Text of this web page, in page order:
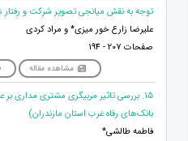
توجه به نقش میانجی تصویر شرکت و
علیرضا زارع خور میزی* و مراد کردی
صفحات 207 - 194
مشاهده مقاله
15. بررسی تاثیر مربیگری مشتری مداری بر
بانک‌های رفاه غرب استان مازندران)
فاطمه طالشی*